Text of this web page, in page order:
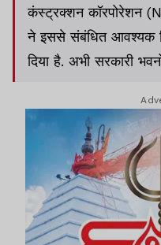
कंस्ट्रक्शन कॉरपोरेशन
ने इससे संबंधित आवश्यक
दिया है. अभी सरकारी